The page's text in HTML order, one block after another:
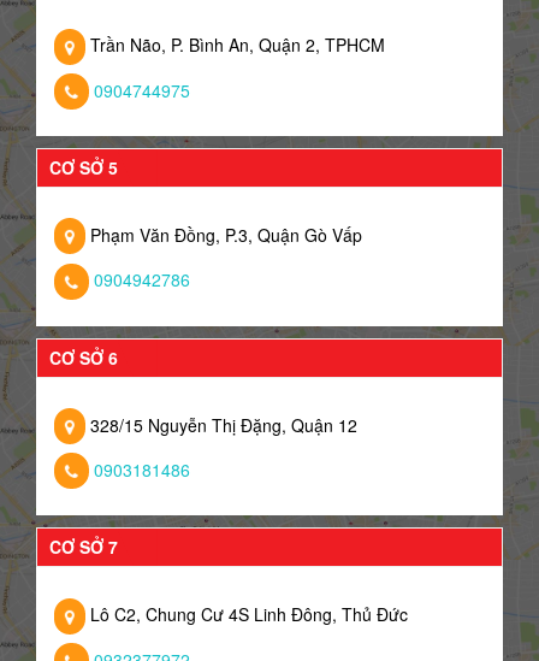
Trần Não, P. Bình An, Quận 2, TPHCM
0904744975
CƠ SỞ 5
Phạm Văn Đồng, P.3, Quận Gò Vấp
0904942786
CƠ SỞ 6
328/15 Nguyễn Thị Đặng, Quận 12
0903181486
CƠ SỞ 7
Lô C2, Chung Cư 4S Linh Đông, Thủ Đức